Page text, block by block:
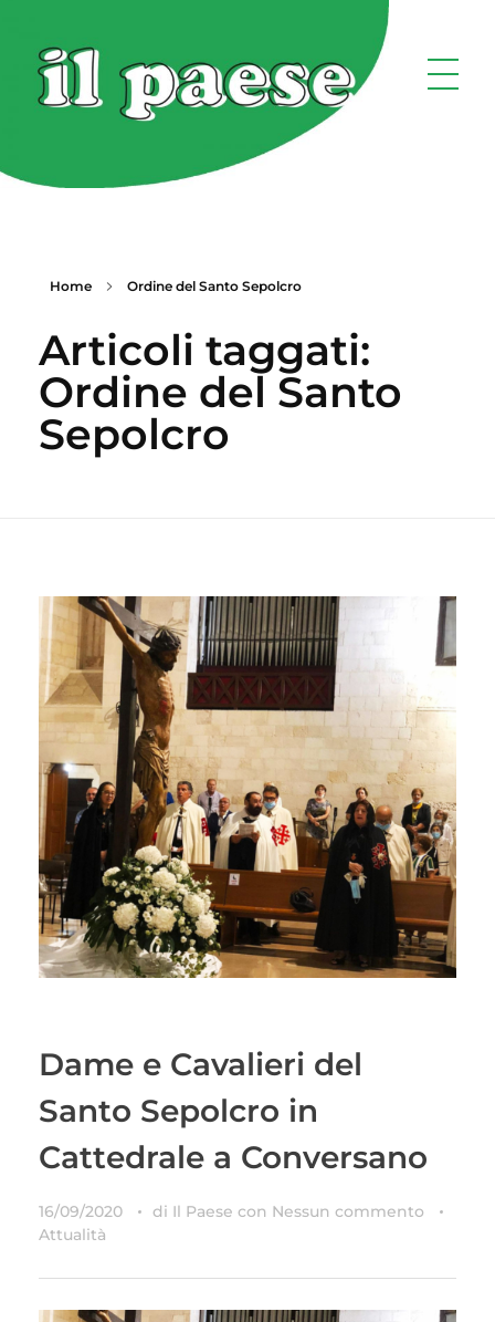
Home Ordine del Santo Sepolcro
Articoli taggati:
Ordine del Santo
Sepolcro
Dame e Cavalieri del
Santo Sepolcro in
Cattedrale a Conversano
16/09/2020 di Il Paese con Nessun commento
Attualità